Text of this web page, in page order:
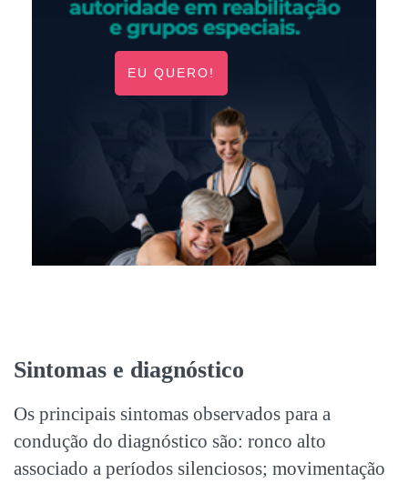
EU QUERO!
Sintomas e diagnóstico
Os principais sintomas observados para a
condução do diagnóstico são: ronco alto
associado a períodos silenciosos; movimentação